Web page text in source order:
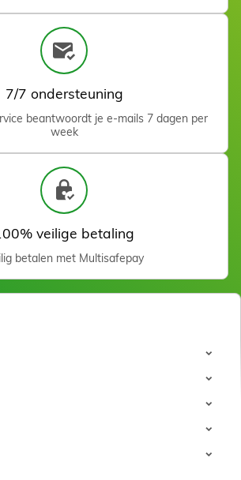
7/7 ondersteuning
beantwoordt je e-mails 7 dagen per
week
veilige betaling
betalen met Multisafepay